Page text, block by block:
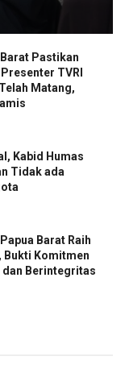
Pastikan
TVRI
Matang,
Kabid Humas
Tidak ada
Barat Raih
Bukti Komitmen
dan Berintegritas